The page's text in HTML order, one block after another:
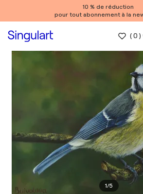
10 % de réduction
pour tout abonnement à la
(0 )
1/5